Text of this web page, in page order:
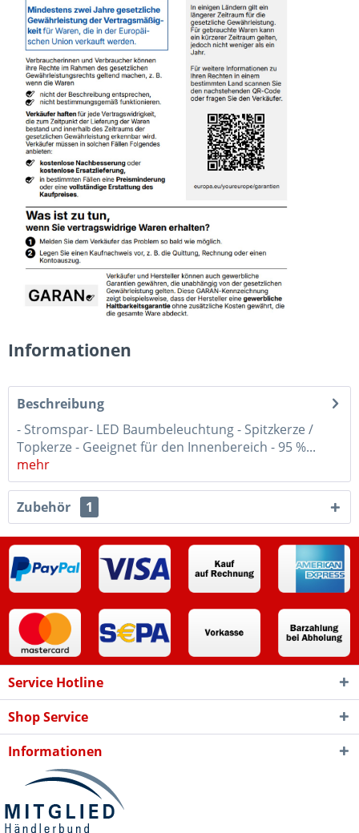
Informationen
Beschreibung
- Stromspar- LED Baumbeleuchtung - Spitzkerze /
Topkerze - Geeignet für den Innenbereich - 95 %...
mehr
Zubehör 1
Service Hotline
Shop Service
Informationen